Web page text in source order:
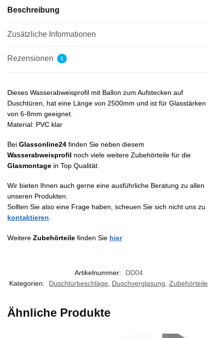
Beschreibung
Zusätzliche Informationen
Rezensionen 1
Dieses Wasserabweisprofil mit Ballon zum Aufstecken auf
Duschtüren, hat eine Länge von 2500mm und ist für Glasstärken
von 6-8mm geeignet.
Material: PVC klar
Bei Glassonline24 finden Sie neben diesem
Wasserabweisprofil noch viele weitere Zubehörteile für die
Glasmontage in Top Qualität.
Wir bieten Ihnen auch gerne eine ausführliche Beratung zu allen
unseren Produkten.
Sollten Sie also eine Frage haben, scheuen Sie sich nicht uns zu
kontaktieren.
Weitere Zubehörteile finden Sie hier
Artikelnummer:
DD04
Kategorien:
Duschtürbeschläge, Duschverglasung, Zubehörteile
Ähnliche Produkte